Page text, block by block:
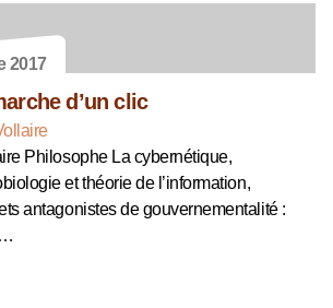
2017
d’un clic
Philosophe La cybernétique,
et théorie de l’information,
antagonistes de gouvernementalité :